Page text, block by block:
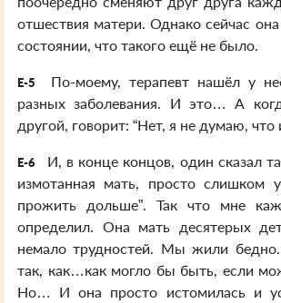
отшествия матери. Однако сейчас
состоянии, что такого ещё не было.
E-5
По-моему, терапевт нашёл у
разных заболевания. И это… А
другой, говорит: “Нет, я не думаю, что
E-6
И, в конце концов, один сказал
измотанная мать, просто слишком
прожить дольше”. Так что мне
определил. Она мать десятерых
немало трудностей. Мы жили
так, как…как могло бы быть, если
Но… И она просто истомилась и